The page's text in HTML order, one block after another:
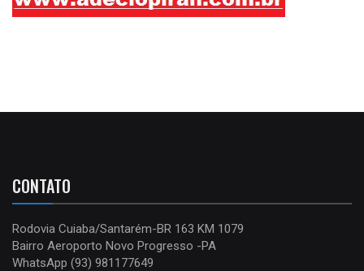
CONTATO
Rodovia Cuiaba/Santarém-BR 163 KM 1079
Bairro Aeroporto Novo Progresso -PA
WhatsApp (93) 981177649